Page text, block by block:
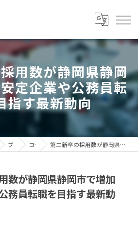
用数が静岡県静岡
定企業や公務員転
指す最新動向
ブログ コラム 第二新卒の採用数が静岡県静岡市で増加中安定企業や公務員転職を目指す最新動向
数が静岡県静岡市で増加
務員転職を目指す最新動